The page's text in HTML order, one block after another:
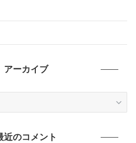
(7)
アーカイブ
近のコメント